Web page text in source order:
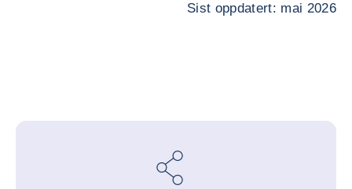
Sist oppdatert: mai 2026